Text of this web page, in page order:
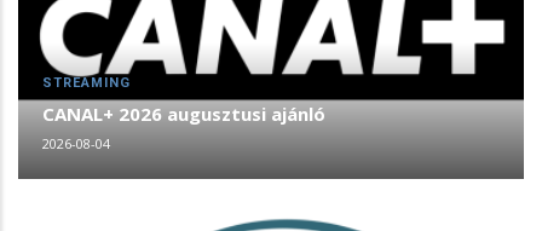
STREAMING
CANAL+ 2026 augusztusi ajánló
2026-08-04